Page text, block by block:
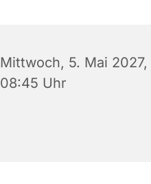
Mittwoch, 5. Mai 2027,
08:45 Uhr